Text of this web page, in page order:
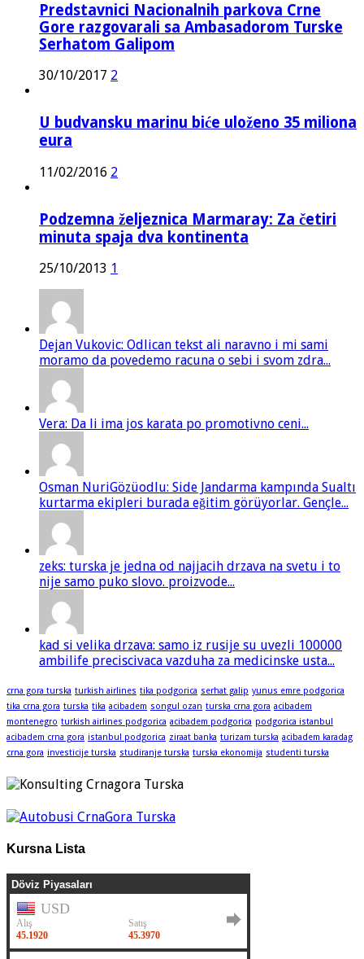
Predstavnici Nacionalnih parkova Crne
Gore razgovarali sa Ambasadorom Turske
Serhatom Galipom
30/10/2017 2
U budvansku marinu biće uloženo 35 miliona
eura
11/02/2016 2
Podzemna željeznica Marmaray: Za četiri
minuta spaja dva kontinenta
25/10/2013 1
Dejan Vukovic: Odlican tekst ali naravno i mi sami
moramo da povedemo racuna o sebi i svom zdra...
Vera: Da li ima jos karata po promotivno ceni...
Osman NuriGözüodlu: Side Jandarma kampında Sualtı
kurtarma ekipleri burada eğitim görüyorlar. Gençle...
zeks: turska je jedna od najjacih drzava na svetu i to
nije samo puko slovo. proizvode...
kad si velika drzava: samo iz rusije su uvezli 100000
ambilife preciscivaca vazduha za medicinske usta...
crna gora turska turkish airlines tika podgorica serhat galip yunus emre podgorica
tika crna gora turska tika acibadem songul ozan turska crna gora acibadem
montenegro turkish airlines podgorica acibadem podgorica podgorica istanbul
acibadem crna gora istanbul podgorica ziraat banka turizam turska acibadem karadag
crna gora investicije turska studiranje turska turska ekonomija studenti turska
Kursna Lista